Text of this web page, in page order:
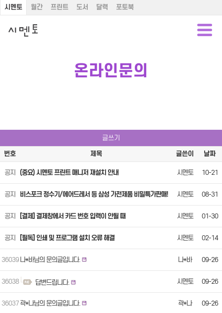
시멘토 월간 프린트 도서 달력 포토북
온라인문의
글쓰기
번호
제목 글쓴이 날짜
공지 (중요) 시멘토 프린트 매니저 재설치 안내 시멘토 10-21
공지 비스포크 정수기/에어드레서 등 삼성 가전제품 비밀특가판매! 시멘토 08-31
공지 [결제] 결제창에서 카드 번호 입력이 안될 때 시멘토 01-30
공지 [필독] 인쇄 및 프로그램 설치 오류 해결 시멘토 02-14
36039 나*바님의 문의글입니다. 나*바 09-26
36038 답변드립니다. 시멘토 09-26
36037 곽*나님의 문의글입니다. 곽*나 09-26